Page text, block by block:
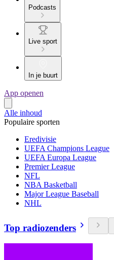
Podcasts
Live sport
In je buurt
App openen
Alle inhoud
Populaire sporten
Eredivisie
UEFA Champions League
UEFA Europa League
Premier League
NFL
NBA Basketball
Major League Baseball
NHL
Top radiozenders